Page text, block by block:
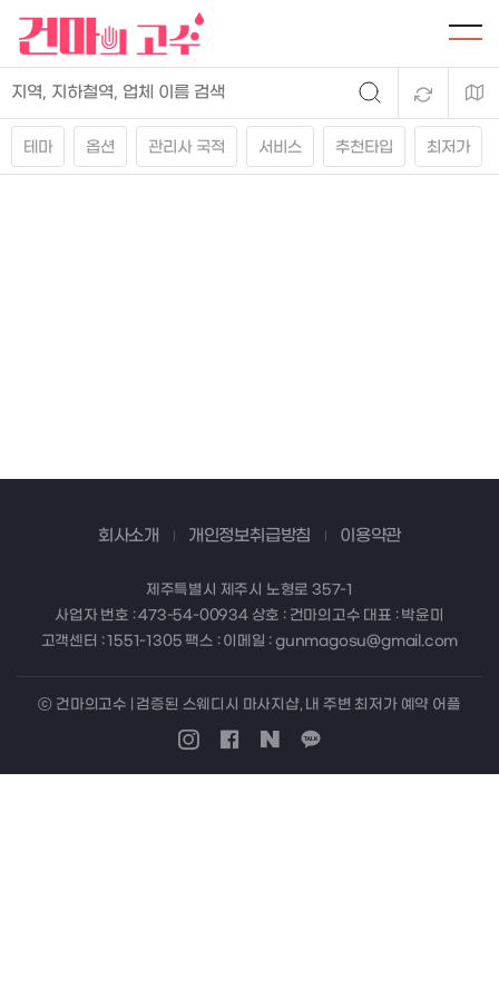
테마 옵션 관리사 국적 서비스 추천타입 최저가
회사소개 개인정보취급방침 이용약관
제주특별시 제주시 노형로 357-1
사업자 번호 : 473-54-00934 상호 : 건마의고수 대표 : 박윤미
고객센터 : 1551-1305 팩스 : 이메일 : gunmagosu@gmail.com
ⓒ 건마의고수 | 검증된 스웨디시 마사지샵, 내 주변 최저가 예약 어플